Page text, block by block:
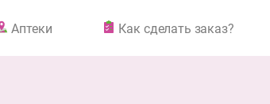
Аптеки Как сделать заказ?